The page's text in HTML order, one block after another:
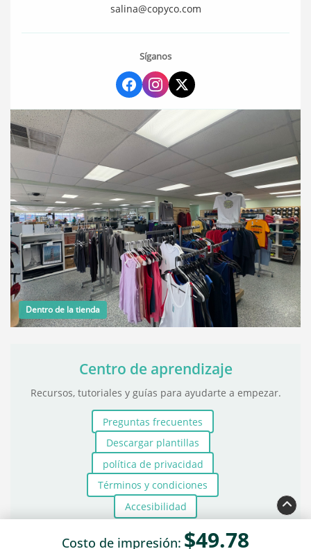
Costo de impresión: $49.78
salina@copyco.com
Síganos
Dentro de la tienda
Centro de aprendizaje
Recursos, tutoriales y guías para ayudarte a empezar.
Preguntas frecuentes
Descargar plantillas
política de privacidad
Términos y condiciones
Accesibilidad